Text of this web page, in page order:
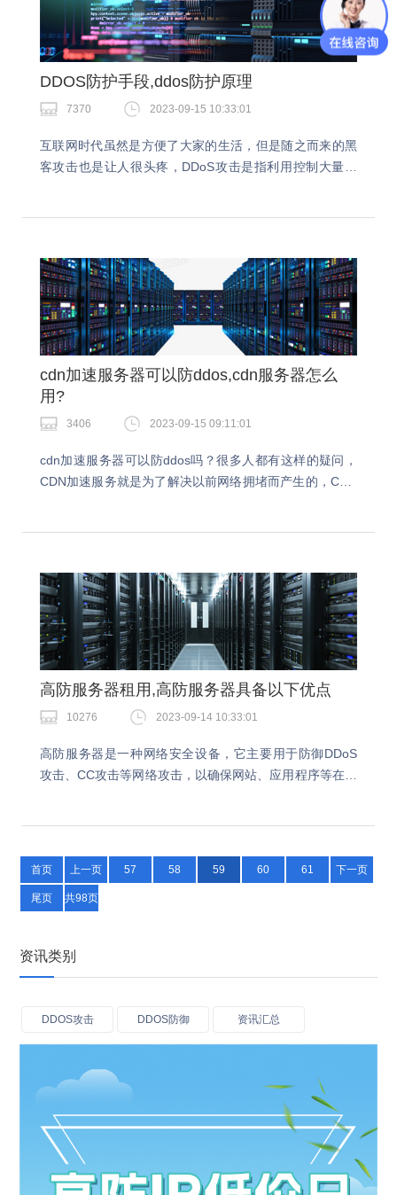
DDOS防护手段,ddos防护原理
7370 2023-09-15 10:33:01
互联网时代虽然是方便了大家的生活，但是随之而来的黑
客攻击也是让人很头疼，DDoS攻击是指利用控制大量机
cdn加速服务器可以防ddos,cdn服务器怎么
用?
3406 2023-09-15 09:11:01
cdn加速服务器可以防ddos吗？很多人都有这样的疑问，
CDN加速服务就是为了解决以前网络拥堵而产生的，CDN
高防服务器租用,高防服务器具备以下优点
10276 2023-09-14 10:33:01
高防服务器是一种网络安全设备，它主要用于防御DDoS
攻击、CC攻击等网络攻击，以确保网站、应用程序等在网
首页 上一页 57 58 59 60 61 下一页
尾页 共98页
资讯类别
DDOS攻击 DDOS防御 资讯汇总